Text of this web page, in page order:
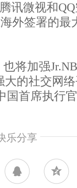
讯微视和
外签署的最
将加强
大的社交网
国首席执行
乐分享